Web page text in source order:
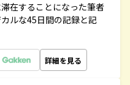
在することになった筆者
ルな45日間の記録と記
詳細を見る